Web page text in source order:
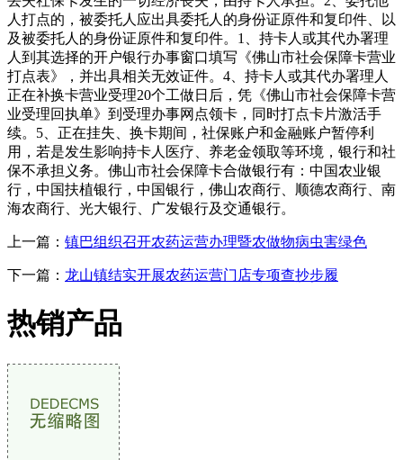
人打点的，被委托人应出具委托人的身份证原件和复印件、以
及被委托人的身份证原件和复印件。1、持卡人或其代办署理
人到其选择的开户银行办事窗口填写《佛山市社会保障卡营业
打点表》，并出具相关无效证件。4、持卡人或其代办署理人
正在补换卡营业受理20个工做日后，凭《佛山市社会保障卡营
业受理回执单》到受理办事网点领卡，同时打点卡片激活手
续。5、正在挂失、换卡期间，社保账户和金融账户暂停利
用，若是发生影响持卡人医疗、养老金领取等环境，银行和社
保不承担义务。佛山市社会保障卡合做银行有：中国农业银
行，中国扶植银行，中国银行，佛山农商行、顺德农商行、南
海农商行、光大银行、广发银行及交通银行。
上一篇： 镇巴组织召开农药运营办理暨农做物病虫害绿色
下一篇： 龙山镇结实开展农药运营门店专项查抄步履
热销产品